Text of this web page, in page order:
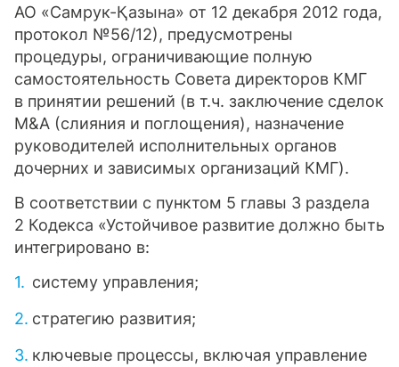
АО «Самрук-Қазына» от 12 декабря 2012 года,
протокол №56/12), предусмотрены
процедуры, ограничивающие полную
самостоятельность Совета директоров КМГ
в принятии решений (в т.ч. заключение сделок
M&A (слияния и поглощения), назначение
руководителей исполнительных органов
дочерних и зависимых организаций КМГ).
В соответствии с пунктом 5 главы 3 раздела
2 Кодекса «Устойчивое развитие должно быть
интегрировано в:
систему управления;
стратегию развития;
ключевые процессы, включая управление